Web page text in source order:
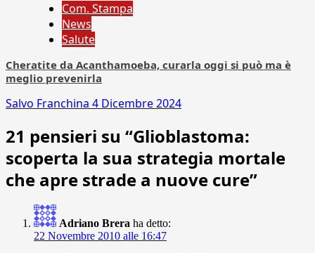
Com. Stampa
News
Salute
Cheratite da Acanthamoeba, curarla oggi si può ma è
meglio prevenirla
Salvo Franchina 4 Dicembre 2024
21 pensieri su “Glioblastoma:
scoperta la sua strategia mortale
che apre strade a nuove cure”
Adriano Brera ha detto:
22 Novembre 2010 alle 16:47